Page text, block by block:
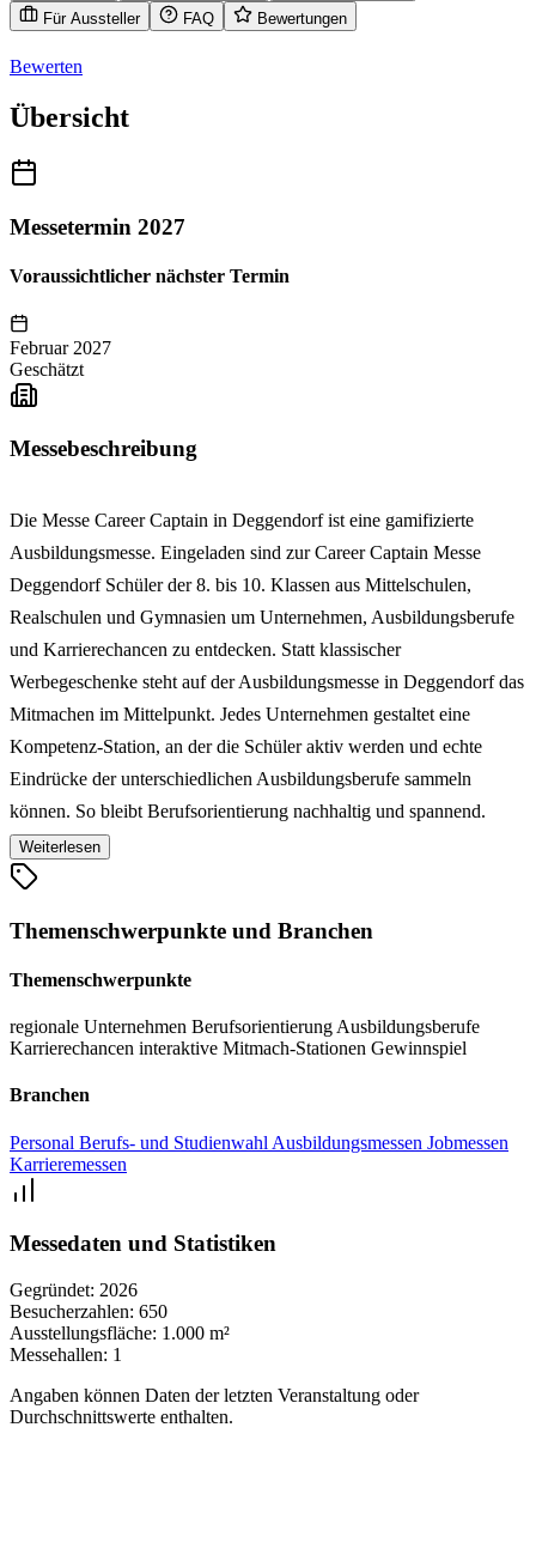
Für Aussteller
FAQ Bewertungen
Bewerten
Übersicht
Messetermin 2027
Voraussichtlicher nächster Termin
Februar 2027
Geschätzt
Messebeschreibung
Die Messe Career Captain in Deggendorf ist eine gamifizierte
Ausbildungsmesse. Eingeladen sind zur Career Captain Messe
Deggendorf Schüler der 8. bis 10. Klassen aus Mittelschulen,
Realschulen und Gymnasien um Unternehmen, Ausbildungsberufe
und Karrierechancen zu entdecken. Statt klassischer
Werbegeschenke steht auf der Ausbildungsmesse in Deggendorf das
Mitmachen im Mittelpunkt. Jedes Unternehmen gestaltet eine
Kompetenz-Station, an der die Schüler aktiv werden und echte
Eindrücke der unterschiedlichen Ausbildungsberufe sammeln
können. So bleibt Berufsorientierung nachhaltig und spannend.
Außerdem wartet auf der Berufsorientierungsmesse Career Captain
in Deggendorf ein großes Gewinnspiel auf die Schülerinnen und
Weiterlesen
Themenschwerpunkte und Branchen
Themenschwerpunkte
regionale Unternehmen Berufsorientierung Ausbildungsberufe
Karrierechancen interaktive Mitmach-Stationen Gewinnspiel
Branchen
Personal Berufs- und Studienwahl Ausbildungsmessen Jobmessen
Karrieremessen
Messedaten und Statistiken
Gegründet: 2026
Besucherzahlen: 650
Ausstellungsfläche: 1.000 m²
Messehallen: 1
Angaben können Daten der letzten Veranstaltung oder
Durchschnittswerte enthalten.